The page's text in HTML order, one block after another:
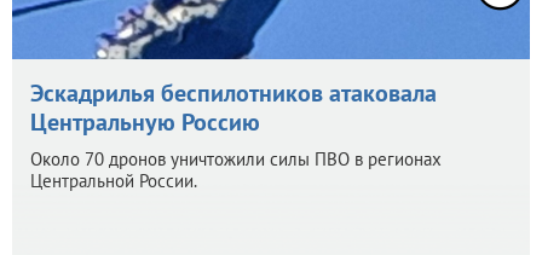
Эскадрилья беспилотников атаковала
Центральную Россию
Около 70 дронов уничтожили силы ПВО в регионах
Центральной России.